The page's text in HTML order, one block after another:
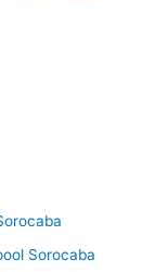
Sorocaba